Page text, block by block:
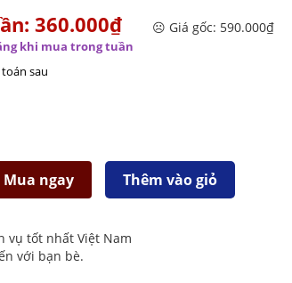
360.000₫ ☹️ Giá gốc: 590.000₫
khi mua trong tuần
sau
Thêm vào giỏ
Mua ngay
vụ tốt nhất Việt Nam
với bạn bè.